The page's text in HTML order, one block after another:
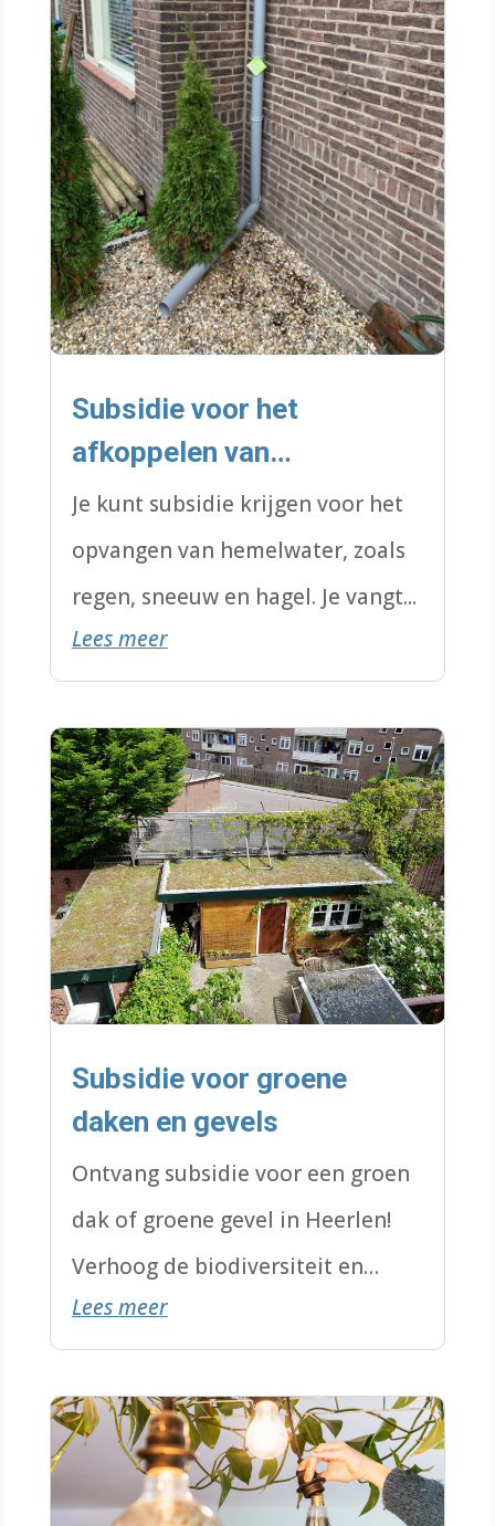
Subsidie voor het
afkoppelen van
hemelwater
Je kunt subsidie krijgen voor het
opvangen van hemelwater, zoals
regen, sneeuw en hagel. Je vangt...
Lees meer
Subsidie voor groene
daken en gevels
Ontvang subsidie voor een groen
dak of groene gevel in Heerlen!
Verhoog de biodiversiteit en
verbeter de isolatie van je woning.
Lees meer